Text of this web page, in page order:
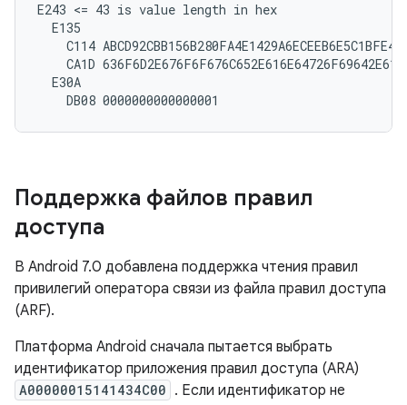
E243 <= 43 is value length in hex
  E135
    C114 ABCD92CBB156B280FA4E1429A6ECEEB6E5C1BFE4
CA1D
  E30A
Поддержка файлов правил
доступа
В Android 7.0 добавлена ​​поддержка чтения правил
привилегий оператора связи из файла правил доступа
(ARF).
Платформа Android сначала пытается выбрать
идентификатор приложения правил доступа (ARA)
A00000015141434C00 . Если идентификатор не